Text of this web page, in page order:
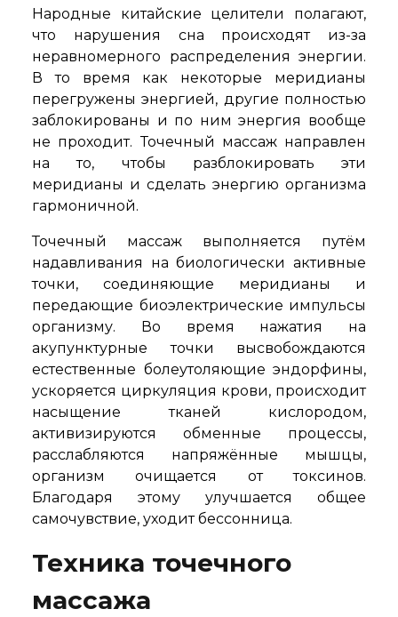
Народные китайские целители полагают,
что нарушения сна происходят из-за
неравномерного распределения энергии.
В то время как некоторые меридианы
перегружены энергией, другие полностью
заблокированы и по ним энергия вообще
не проходит. Точечный массаж направлен
на то, чтобы разблокировать эти
меридианы и сделать энергию организма
гармоничной.
Точечный массаж выполняется путём
надавливания на биологически активные
точки, соединяющие меридианы и
передающие биоэлектрические импульсы
организму. Во время нажатия на
акупунктурные точки высвобождаются
естественные болеутоляющие эндорфины,
ускоряется циркуляция крови, происходит
насыщение тканей кислородом,
активизируются обменные процессы,
расслабляются напряжённые мышцы,
организм очищается от токсинов.
Благодаря этому улучшается общее
самочувствие, уходит бессонница.
Техника точечного
массажа